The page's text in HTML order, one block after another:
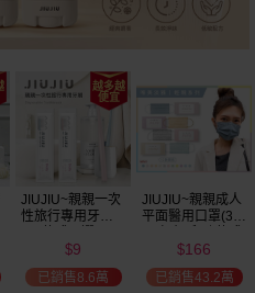
瘋殺
JIUJIU~親親一次
性旅行專用牙刷(1
$9
已銷售8.6萬
JIUJIU~親親成人
平面醫用口罩(30
可選 MD雙鋼印
$166
已銷售43.2萬